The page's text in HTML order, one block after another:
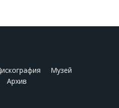
Музей
Архив